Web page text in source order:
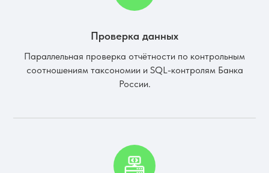
Проверка данных
Параллельная проверка отчётности по контрольным
соотношениям таксономии и SQL-контролям Банка
России.